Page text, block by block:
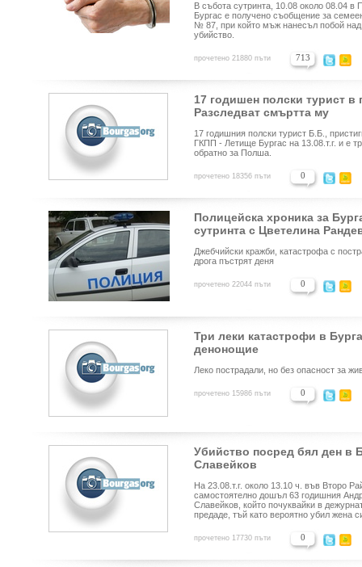
В събота сутринта, 10.08 около 08.04
Бургас е получено съобщение за
№ 87, при който мъж нанесъл побой
убийство.
прочетено 21880 пъти 713
17 годишен полски турист
Разследват смъртта му
17 годишния полски турист Б.Б.,
ГКПП - Летище Бургас на 13.08.т.г. и е
обратно за Полша.
прочетено 18356 пъти 0
Полицейска хроника за
сутринта с Цветелина
Джебчийски кражби, катастрофа с
дрога пъстрят деня
прочетено 22044 пъти 0
Три леки катастрофи в
денонощие
Леко пострадали, но без опасност за
прочетено 15986 пъти 0
Убийство посред бял ден в
Славейков
На 23.08.т.г. около 13.10 ч. във Второ
самостоятелно дошъл 63 годишния
Славейков, който почуквайки в
предаде, тъй като вероятно убил жена
прочетено 17730 пъти 0